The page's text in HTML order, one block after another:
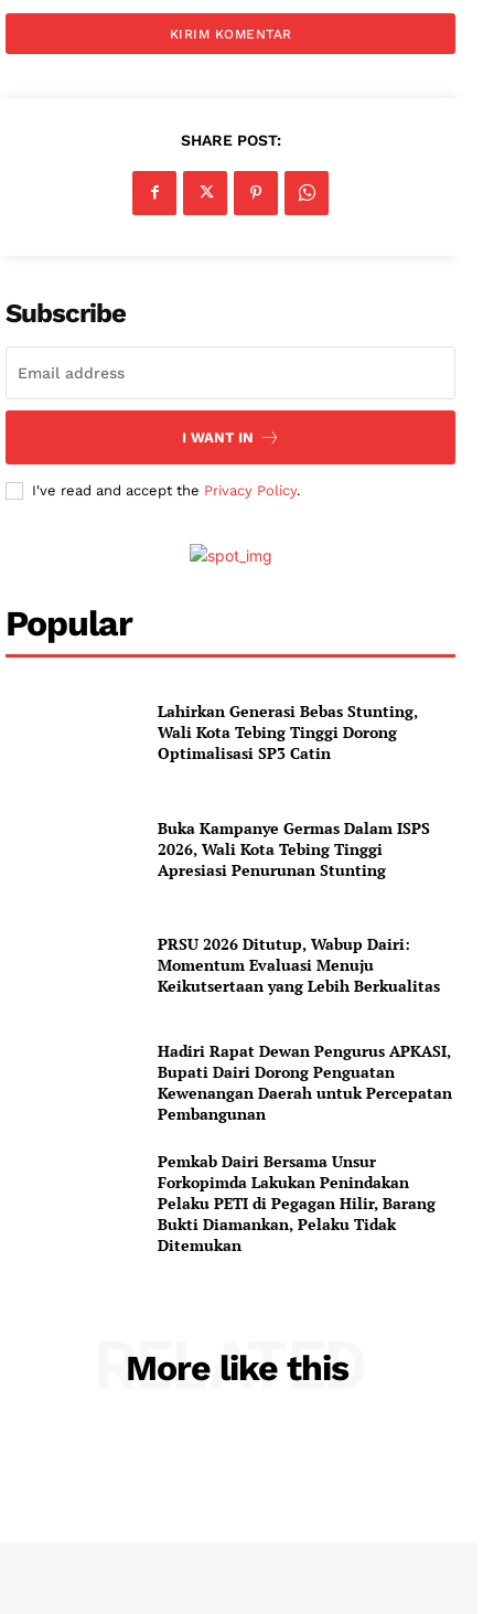
News Week
Company
SHARE POST:
Subscribe
I WANT IN
I've read and accept the Privacy Policy.
Popular
Lahirkan Generasi Bebas Stunting,
Wali Kota Tebing Tinggi Dorong
Optimalisasi SP3 Catin
Buka Kampanye Germas Dalam ISPS
2026, Wali Kota Tebing Tinggi
Apresiasi Penurunan Stunting
PRSU 2026 Ditutup, Wabup Dairi:
Momentum Evaluasi Menuju
Keikutsertaan yang Lebih Berkualitas
Hadiri Rapat Dewan Pengurus APKASI,
Bupati Dairi Dorong Penguatan
Kewenangan Daerah untuk Percepatan
Pembangunan
Pemkab Dairi Bersama Unsur
Forkopimda Lakukan Penindakan
Pelaku PETI di Pegagan Hilir, Barang
Bukti Diamankan, Pelaku Tidak
Ditemukan
More like this
RELATED